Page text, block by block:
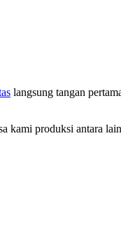
langsung tangan
kami produksi antara